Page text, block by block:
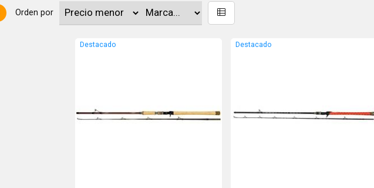
Orden por
Destacado Destacado